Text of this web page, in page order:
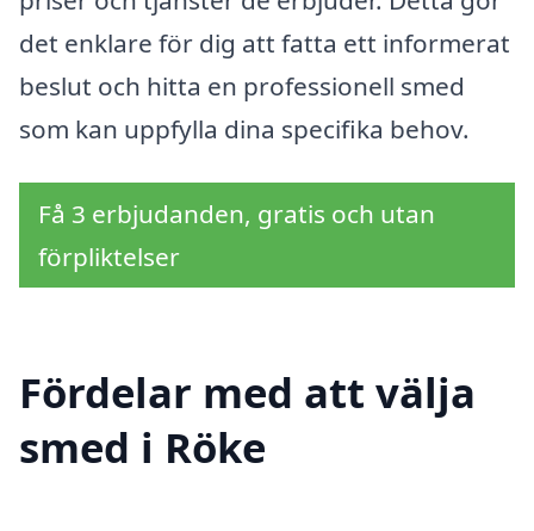
det enklare för dig att fatta ett informerat
beslut och hitta en professionell smed
som kan uppfylla dina specifika behov.
Få 3 erbjudanden, gratis och utan
förpliktelser
Fördelar med att välja
smed i Röke